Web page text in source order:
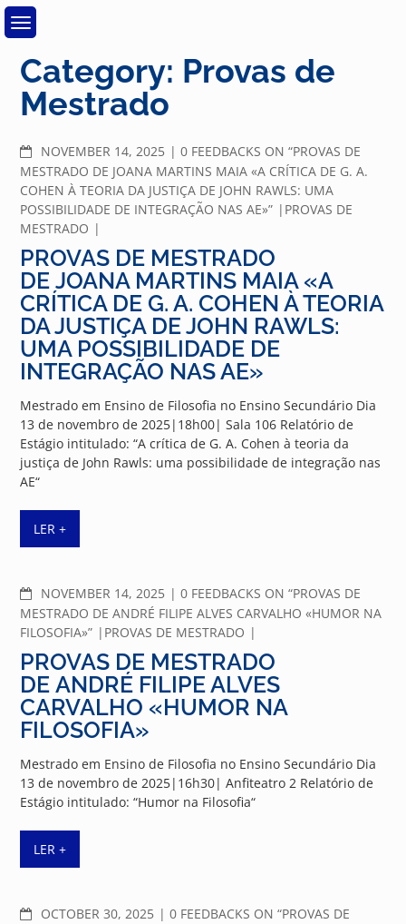
Skip
Category: Provas de
Mestrado
NOVEMBER 14, 2025 COMMENTS
0 FEEDBACKS ON “PROVAS DE
MESTRADO DE JOANA MARTINS MAIA «A CRÍTICA DE G. A.
COHEN À TEORIA DA JUSTIÇA DE JOHN RAWLS: UMA
POSSIBILIDADE DE INTEGRAÇÃO NAS AE»”
PROVAS DE
MESTRADO
PROVAS DE MESTRADO
DE JOANA MARTINS MAIA «A
CRÍTICA DE G. A. COHEN À TEORIA
DA JUSTIÇA DE JOHN RAWLS:
UMA POSSIBILIDADE DE
INTEGRAÇÃO NAS AE»
Mestrado em Ensino de Filosofia no Ensino Secundário Dia
13 de novembro de 2025|18h00| Sala 106 Relatório de
Estágio intitulado: “A crítica de G. A. Cohen à teoria da
justiça de John Rawls: uma possibilidade de integração nas
AE“
LER +
NOVEMBER 14, 2025 COMMENTS
0 FEEDBACKS ON “PROVAS DE
MESTRADO DE ANDRÉ FILIPE ALVES CARVALHO «HUMOR NA
FILOSOFIA»”
PROVAS DE MESTRADO
PROVAS DE MESTRADO
DE ANDRÉ FILIPE ALVES
CARVALHO «HUMOR NA
FILOSOFIA»
Mestrado em Ensino de Filosofia no Ensino Secundário Dia
13 de novembro de 2025|16h30| Anfiteatro 2 Relatório de
Estágio intitulado: “Humor na Filosofia“
LER +
OCTOBER 30, 2025 COMMENTS
0 FEEDBACKS ON “PROVAS DE